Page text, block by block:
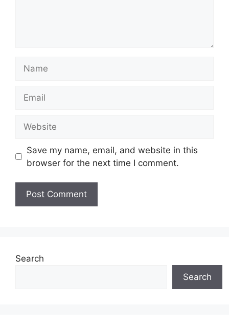
Save my name, email, and website in this
browser for the next time I comment.
Search
Search